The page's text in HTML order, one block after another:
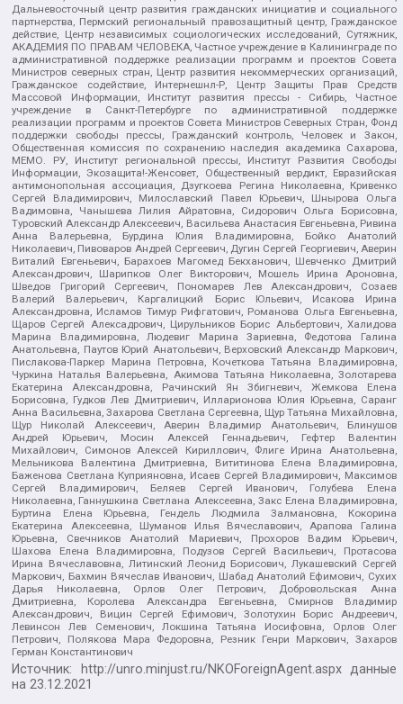
Дальневосточный центр развития гражданских инициатив и социального
партнерства, Пермский региональный правозащитный центр, Гражданское
действие, Центр независимых социологических исследований, Сутяжник,
АКАДЕМИЯ ПО ПРАВАМ ЧЕЛОВЕКА, Частное учреждение в Калининграде по
административной поддержке реализации программ и проектов Совета
Министров северных стран, Центр развития некоммерческих организаций,
Гражданское содействие, Интернешнл-Р, Центр Защиты Прав Средств
Массовой Информации, Институт развития прессы - Сибирь, Частное
учреждение в Санкт-Петербурге по административной поддержке
реализации программ и проектов Совета Министров Северных Стран, Фонд
поддержки свободы прессы, Гражданский контроль, Человек и Закон,
Общественная комиссия по сохранению наследия академика Сахарова,
МЕМО. РУ, Институт региональной прессы, Институт Развития Свободы
Информации, Экозащита!-Женсовет, Общественный вердикт, Евразийская
антимонопольная ассоциация, Дзугкоева Регина Николаевна, Кривенко
Сергей Владимирович, Милославский Павел Юрьевич, Шнырова Ольга
Вадимовна, Чанышева Лилия Айратовна, Сидорович Ольга Борисовна,
Туровский Александр Алексеевич, Васильева Анастасия Евгеньевна, Ривина
Анна Валерьевна, Бурдина Юлия Владимировна, Бойко Анатолий
Николаевич, Пивоваров Андрей Сергеевич, Дугин Сергей Георгиевич, Аверин
Виталий Евгеньевич, Барахоев Магомед Бекханович, Шевченко Дмитрий
Александрович, Шарипков Олег Викторович, Мошель Ирина Ароновна,
Шведов Григорий Сергеевич, Пономарев Лев Александрович, Созаев
Валерий Валерьевич, Каргалицкий Борис Юльевич, Исакова Ирина
Александровна, Исламов Тимур Рифгатович, Романова Ольга Евгеньевна,
Щаров Сергей Алексадрович, Цирульников Борис Альбертович, Халидова
Марина Владимировна, Людевиг Марина Зариевна, Федотова Галина
Анатольевна, Паутов Юрий Анатольевич, Верховский Александр Маркович,
Пислакова-Паркер Марина Петровна, Кочеткова Татьяна Владимировна,
Чуркина Наталья Валерьевна, Акимова Татьяна Николаевна, Золотарева
Екатерина Александровна, Рачинский Ян Збигневич, Жемкова Елена
Борисовна, Гудков Лев Дмитриевич, Илларионова Юлия Юрьевна, Саранг
Анна Васильевна, Захарова Светлана Сергеевна, Щур Татьяна Михайловна,
Щур Николай Алексеевич, Аверин Владимир Анатольевич, Блинушов
Андрей Юрьевич, Мосин Алексей Геннадьевич, Гефтер Валентин
Михайлович, Симонов Алексей Кириллович, Флиге Ирина Анатольевна,
Мельникова Валентина Дмитриевна, Вититинова Елена Владимировна,
Баженова Светлана Куприяновна, Исаев Сергей Владимирович, Максимов
Сергей Владимирович, Беляев Сергей Иванович, Голубева Елена
Николаевна, Ганнушкина Светлана Алексеевна, Закс Елена Владимировна,
Буртина Елена Юрьевна, Гендель Людмила Залмановна, Кокорина
Екатерина Алексеевна, Шуманов Илья Вячеславович, Арапова Галина
Юрьевна, Свечников Анатолий Мариевич, Прохоров Вадим Юрьевич,
Шахова Елена Владимировна, Подузов Сергей Васильевич, Протасова
Ирина Вячеславовна, Литинский Леонид Борисович, Лукашевский Сергей
Маркович, Бахмин Вячеслав Иванович, Шабад Анатолий Ефимович, Сухих
Дарья Николаевна, Орлов Олег Петрович, Добровольская Анна
Дмитриевна, Королева Александра Евгеньевна, Смирнов Владимир
Александрович, Вицин Сергей Ефимович, Золотухин Борис Андреевич,
Левинсон Лев Семенович, Локшина Татьяна Иосифовна, Орлов Олег
Петрович, Полякова Мара Федоровна, Резник Генри Маркович, Захаров
Герман Константинович
Источник: http://unro.minjust.ru/NKOForeignAgent.aspxданные
на23.12.2021